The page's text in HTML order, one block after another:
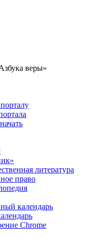
веры»
литература
право
календарь
Chrome